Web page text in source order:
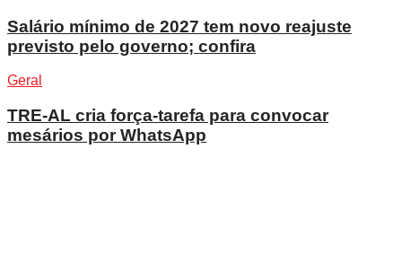
Salário mínimo de 2027 tem novo reajuste
previsto pelo governo; confira
Geral
TRE-AL cria força-tarefa para convocar
mesários por WhatsApp